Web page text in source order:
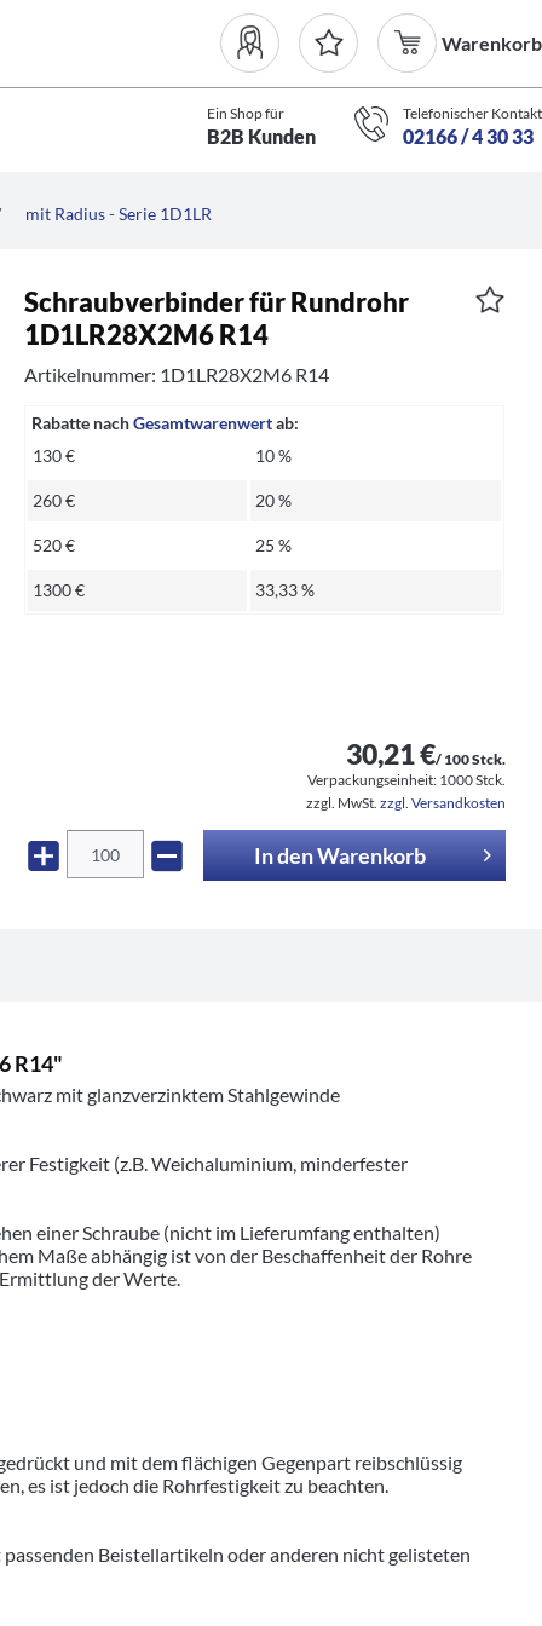
Warenkorb
Ein Shop für
B2B Kunden
Telefonischer Kontakt
02166 / 4 30 33
mit Radius - Serie 1D1LR
Schraubverbinder für Rundrohr
1D1LR28X2M6 R14
Artikelnummer: 1D1LR28X2M6 R14
Rabatte nachGesamtwarenwertab:
130 €
10 %
260 € 20 %
520 € 25 %
1300 € 33,33 %
30,21 €/ 100 Stck.
Verpackungseinheit: 1000 Stck.
zzgl. MwSt. zzgl. Versandkosten
In denWarenkorb
R14"
mit glanzverzinktem Stahlgewinde
Festigkeit (z.B. Weichaluminium, minderfester
einer Schraube (nicht im Lieferumfang enthalten)
Maße abhängig ist von der Beschaffenheit der Rohre
der Werte.
und mit dem flächigen Gegenpart reibschlüssig
es ist jedoch die Rohrfestigkeit zu beachten.
Beistellartikeln oder anderen nicht gelisteten